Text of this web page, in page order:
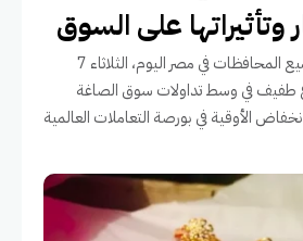
وتأثيراتها على السوق
قفزت أسعار الذهب بجميع المحافظات في مصر اليوم، الثلاثاء 7
بعد ارتفاع طفيف في وسط تداولات سوق الصاغة
الأوقية في بورصة التعاملات العالمية